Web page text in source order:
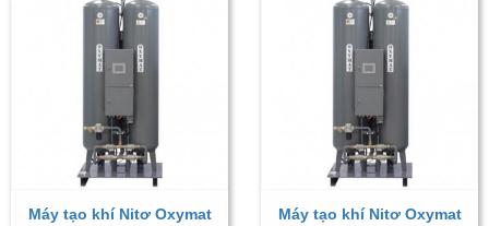
Máy tạo khí Nitơ Oxymat
Máy tạo khí Nitơ Oxymat